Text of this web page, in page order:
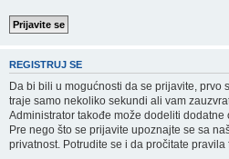
REGISTRUJ SE
Da bi bili u mogućnosti da se prijavite, prvo
traje samo nekoliko sekundi ali vam
Administrator takođe može dodeliti dodatne
Pre nego što se prijavite upoznajte se sa
privatnost. Potrudite se i da pročitate pravila